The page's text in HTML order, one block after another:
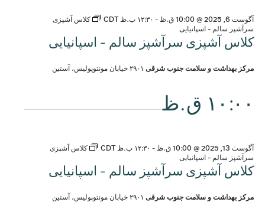
6,
2025
کلاس آشپزی سرآشپز سالم - اسپانیایی
آگوست 6, 2025 @ 10:00 ق.ظ - ۱۲:۳۰ ب.ظ CDT
کلاس آشپزی
سرآشپز سالم - اسپانیایی
مرکز بهداشت و سلامت جنوب شرقی ۲۹۰۱ خیابان مونتوپولیس، آستین
۱۰:۰۰ ق.ظ
کلاس آشپزی سرآشپز سالم - اسپانیایی
آگوست 13, 2025 @ 10:00 ق.ظ - ۱۲:۳۰ ب.ظ CDT
کلاس آشپزی
سرآشپز سالم - اسپانیایی
مرکز بهداشت و سلامت جنوب شرقی ۲۹۰۱ خیابان مونتوپولیس، آستین